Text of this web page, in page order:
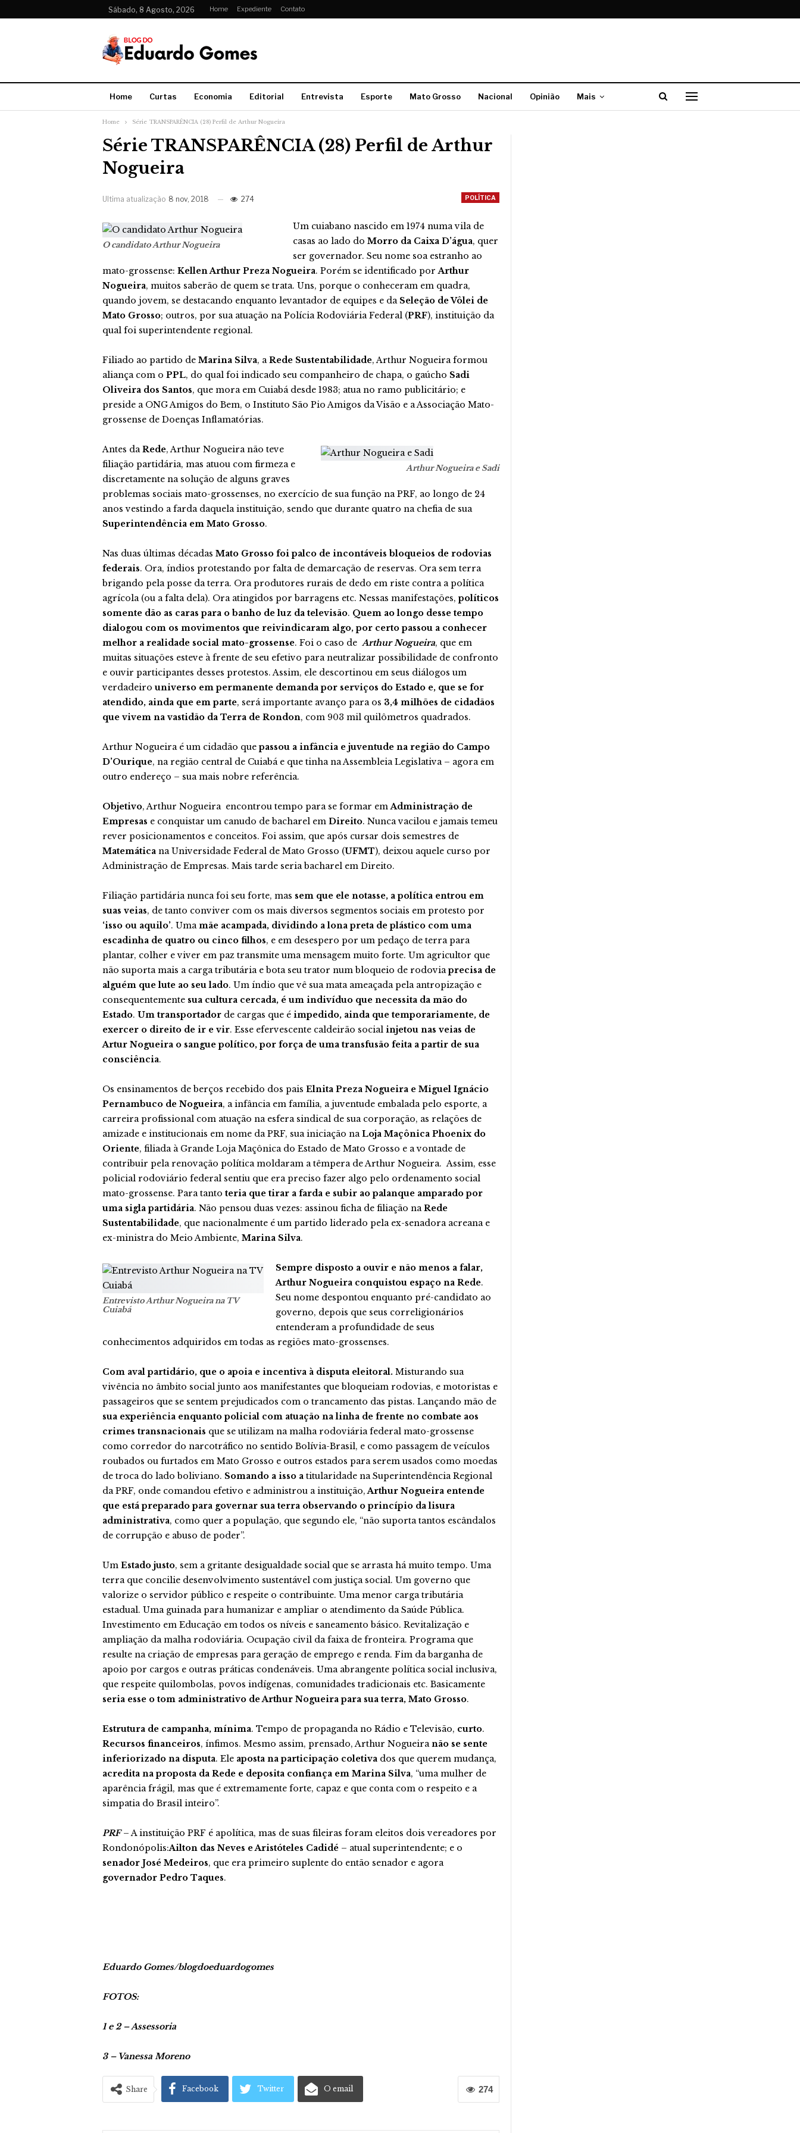
Sábado, 8 Agosto, 2026 Home Expediente Contato
Home Curtas Economia Editorial Entrevista Esporte Mato Grosso Nacional Opinião Mais
Home Série TRANSPARÊNCIA (28) Perfil de Arthur Nogueira
Série TRANSPARÊNCIA (28) Perfil de Arthur
Nogueira
POLÍTICA
Ultima atualização 8 nov, 2018 274
O candidato Arthur Nogueira
Um cuiabano nascido em 1974 numa vila de
casas ao lado do Morro da Caixa D’água, quer
ser governador. Seu nome soa estranho ao
mato-grossense: Kellen Arthur Preza Nogueira. Porém se identificado porArthur
Nogueira, muitos saberão de quem se trata. Uns, porque o conheceram em quadra,
quando jovem, se destacando enquanto levantador de equipes e da Seleção de Vôlei de
Mato Grosso; outros, por sua atuação na Polícia Rodoviária Federal (PRF), instituição da
qual foi superintendente regional.
Filiado ao partido de Marina Silva, aRede Sustentabilidade, Arthur Nogueira formou
aliança com o PPL, do qual foi indicado seu companheiro de chapa, o gaúcho Sadi
Oliveira dos Santos, que mora em Cuiabá desde 1983; atua no ramo publicitário; e
preside a ONG Amigos do Bem, o Instituto São Pio Amigos da Visão e a Associação Mato-
grossense de Doenças Inflamatórias.
Arthur Nogueira e Sadi
Antes daRede, Arthur Nogueira não teve
filiação partidária, mas atuou com firmeza e
discretamente na solução de alguns graves
problemas sociais mato-grossenses, no exercício de sua função na PRF, ao longo de 24
anos vestindo a farda daquela instituição, sendo que durante quatro na chefia de sua
Superintendência em Mato Grosso.
Nas duas últimas décadas Mato Grosso foi palco de incontáveis bloqueios de rodovias
federais. Ora, índios protestando por falta de demarcação de reservas. Ora sem terra
brigando pela posse da terra. Ora produtores rurais de dedo em riste contra a política
agrícola (ou a falta dela). Ora atingidos por barragens etc. Nessas manifestações,políticos
somente dão as caras para o banho de luz da televisão. Quem ao longo desse tempo
dialogou com os movimentos que reivindicaram algo, por certo passou a conhecer
melhor a realidade social mato-grossense. Foi o caso de Arthur Nogueira, que em
muitas situações esteve à frente de seu efetivo para neutralizar possibilidade de confronto
e ouvir participantes desses protestos. Assim, ele descortinou em seus diálogos um
verdadeiro universo em permanente demanda por serviços do Estado e, que se for
atendido, ainda que em parte, será importante avanço para os 3,4 milhões de cidadãos
que vivem na vastidão da Terra de Rondon, com 903 mil quilômetros quadrados.
Arthur Nogueira é um cidadão quepassou a infância e juventude na região do Campo
D’Ourique, na região central de Cuiabá e que tinha na Assembleia Legislativa – agora em
outro endereço – sua mais nobre referência.
Objetivo, Arthur Nogueira encontrou tempo para se formar emAdministração de
Empresas e conquistar um canudo de bacharel em Direito. Nunca vacilou e jamais temeu
rever posicionamentos e conceitos. Foi assim, que após cursar dois semestres de
Matemática na Universidade Federal de Mato Grosso (UFMT), deixou aquele curso por
Administração de Empresas. Mais tarde seria bacharel em Direito.
Filiação partidária nunca foi seu forte, mas sem que ele notasse, a política entrou em
suas veias, de tanto conviver com os mais diversos segmentos sociais em protesto por
‘isso ou aquilo’. Umamãe acampada, dividindo a lona preta de plástico com uma
escadinha de quatro ou cinco filhos, e em desespero por um pedaço de terra para
plantar, colher e viver em paz transmite uma mensagem muito forte. Um agricultor que
não suporta mais a carga tributária e bota seu trator num bloqueio de rodoviaprecisa de
alguém que lute ao seu lado. Um índio que vê sua mata ameaçada pela antropização e
consequentemente sua cultura cercada, é um indivíduo que necessita da mão do
Estado. Um transportador de cargas que é impedido, ainda que temporariamente, de
exercer o direito de ir e vir. Esse efervescente caldeirão social injetou nas veias de
Artur Nogueira o sangue político, por força de uma transfusão feita a partir de sua
consciência.
Os ensinamentos de berços recebido dos pais Elnita Preza Nogueira e Miguel Ignácio
Pernambuco de Nogueira, a infância em família, a juventude embalada pelo esporte, a
carreira profissional com atuação na esfera sindical de sua corporação, as relações de
amizade e institucionais em nome da PRF, sua iniciação naLoja Maçônica Phoenix do
Oriente, filiada à Grande Loja Maçônica do Estado de Mato Grosso e a vontade de
contribuir pela renovação política moldaram a têmpera de Arthur Nogueira. Assim, esse
policial rodoviário federal sentiu que era preciso fazer algo pelo ordenamento social
mato-grossense. Para tanto teria que tirar a farda e subir ao palanque amparado por
uma sigla partidária. Não pensou duas vezes: assinou ficha de filiação naRede
Sustentabilidade, que nacionalmente é um partido liderado pela ex-senadora acreana e
ex-ministra do Meio Ambiente, Marina Silva.
Entrevisto Arthur Nogueira na TV
Cuiabá
Sempre disposto a ouvir e não menos a falar,
Arthur Nogueira conquistou espaço na Rede.
Seu nome despontou enquanto pré-candidato ao
governo, depois que seus correligionários
entenderam a profundidade de seus
conhecimentos adquiridos em todas as regiões mato-grossenses.
Com aval partidário, que o apoia e incentiva à disputa eleitoral. Misturando sua
vivência no âmbito social junto aos manifestantes que bloqueiam rodovias, e motoristas e
passageiros que se sentem prejudicados com o trancamento das pistas. Lançando mão de
sua experiência enquanto policial com atuação na linha de frente no combate aos
crimes transnacionais que se utilizam na malha rodoviária federal mato-grossense
como corredor do narcotráfico no sentido Bolívia-Brasil, e como passagem de veículos
roubados ou furtados em Mato Grosso e outros estados para serem usados como moedas
de troca do lado boliviano. Somando a isso a titularidade na Superintendência Regional
da PRF, onde comandou efetivo e administrou a instituição,Arthur Nogueira entende
que está preparado para governar sua terra observando o princípio da lisura
administrativa, como quer a população, que segundo ele, “não suporta tantos escândalos
de corrupção e abuso de poder”.
Um Estado justo, sem a gritante desigualdade social que se arrasta há muito tempo. Uma
terra que concilie desenvolvimento sustentável com justiça social. Um governo que
valorize o servidor público e respeite o contribuinte. Uma menor carga tributária
estadual. Uma guinada para humanizar e ampliar o atendimento da Saúde Pública.
Investimento em Educação em todos os níveis e saneamento básico. Revitalização e
ampliação da malha rodoviária. Ocupação civil da faixa de fronteira. Programa que
resulte na criação de empresas para geração de emprego e renda. Fim da barganha de
apoio por cargos e outras práticas condenáveis. Uma abrangente política social inclusiva,
que respeite quilombolas, povos indígenas, comunidades tradicionais etc. Basicamente
seria esse o tom administrativo de Arthur Nogueira para sua terra, Mato Grosso.
Estrutura de campanha, mínima. Tempo de propaganda no Rádio e Televisão, curto.
Recursos financeiros, ínfimos. Mesmo assim, prensado, Arthur Nogueiranão se sente
inferiorizado na disputa. Ele aposta na participação coletiva dos que querem mudança,
acredita na proposta da Rede e deposita confiança em Marina Silva, “uma mulher de
aparência frágil, mas que é extremamente forte, capaz e que conta com o respeito e a
simpatia do Brasil inteiro”.
PRF– A instituição PRF é apolítica, mas de suas fileiras foram eleitos dois vereadores por
Rondonópolis:Ailton das Neves e Aristóteles Cadidé – atual superintendente; e o
senador José Medeiros, que era primeiro suplente do então senador e agora
governador Pedro Taques.
Eduardo Gomes/blogdoeduardogomes
FOTOS:
1 e 2 – Assessoria
3 – Vanessa Moreno
274
Share Facebook Twitter O email